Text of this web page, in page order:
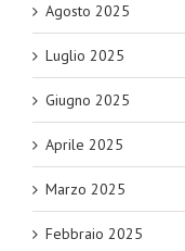
Agosto 2025
Luglio 2025
Giugno 2025
Aprile 2025
Marzo 2025
Febbraio 2025